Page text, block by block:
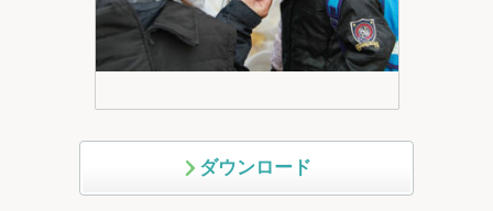
ダウンロード